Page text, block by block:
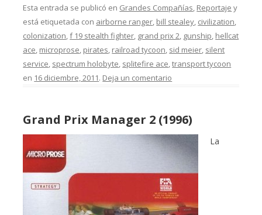
Esta entrada se publicó en Grandes Compañías, Reportaje y
está etiquetada con airborne ranger, bill stealey, civilization,
colonization,f 19 stealth fighter, grand prix 2, gunship, hellcat
ace, microprose, pirates, railroad tycoon, sid meier, silent
service, spectrum holobyte, splitefire ace,transport tycoon
en 16 diciembre, 2011. Deja un comentario
Grand Prix Manager 2 (1996)
La